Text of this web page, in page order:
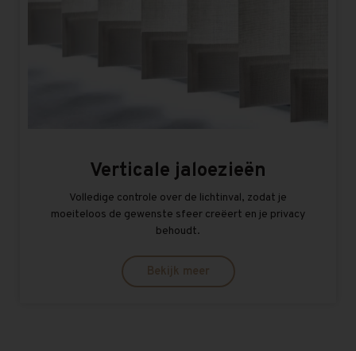
Verticale jaloezieën
Volledige controle over de lichtinval, zodat je
moeiteloos de gewenste sfeer creëert en je privacy
behoudt.
Bekijk meer